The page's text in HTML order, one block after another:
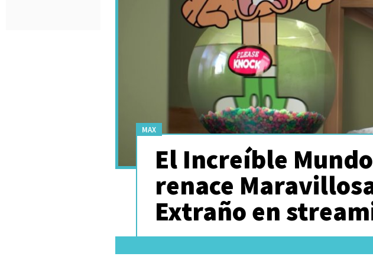
MAX
El Increíble
renace
Extraño en